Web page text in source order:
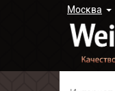
Москва